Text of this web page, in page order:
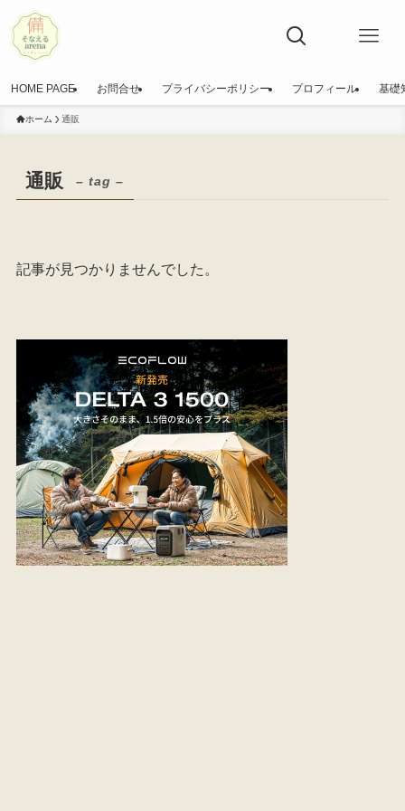
HOME PAGE お問合せ プライバシーポリシー プロフィール 基礎
ホーム 通販
通販 – tag –
記事が見つかりませんでした。